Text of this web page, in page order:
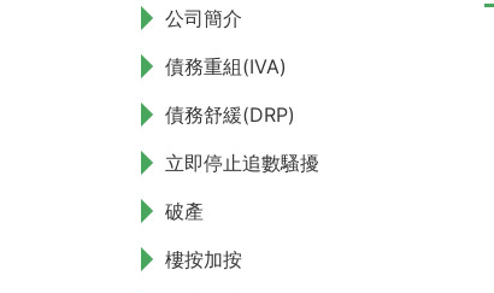
公司簡介
債務重組(IVA)
債務舒緩(DRP)
立即停止追數騷擾
破產
樓按加按